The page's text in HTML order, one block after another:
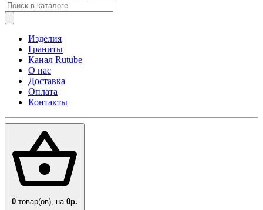
Изделия
Граниты
Канал Rutube
О нас
Доставка
Оплата
Контакты
0 товар(ов), на 0р.